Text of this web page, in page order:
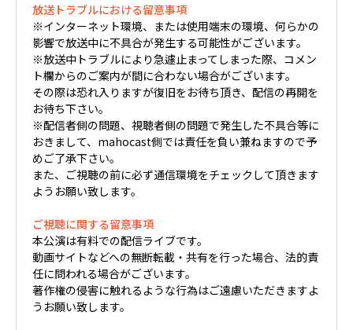
放送トラブルにおける留意事項
※インターネット環境、または使用端末の環境、何らかの
影響で放送中に不具合が発生する可能性がございます。
※放送中トラブルにより急遽止まってしまった際、コメン
ト欄からのご案内が間に合わない場合がございます。
その際は恐れ入りますが復旧をお待ち頂き、配信の再開を
お待ち下さい。
※配信者側の問題、視聴者側の問題で発生した不具合等に
おきまして、mahocast側では責任を負い兼ねますので予
めご了承下さい。
また、ご視聴の前に必ず通信環境をチェックして頂きます
ようお願い致します。
ご視聴に関する留意事項
本公演は有料での配信ライブです。
動画サイトなどへの無断転載・共有を行った場合、法的責
任に問われる場合がございます。
著作権の侵害に触れるような行為はご遠慮いただきますよ
うお願い致します。